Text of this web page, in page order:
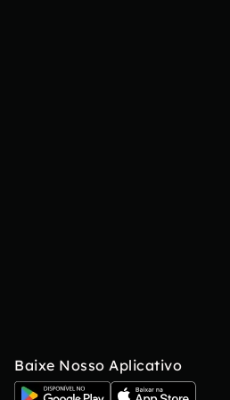
Baixe Nosso Aplicativo